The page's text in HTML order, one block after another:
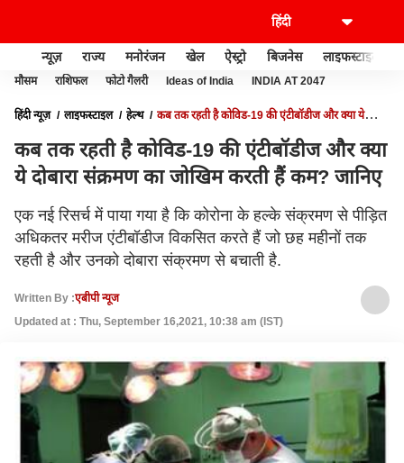
न्यूज़ राज्य मनोरंजन खेल ऐस्ट्रो बिजनेस लाइफस्टाइल
मौसम राशिफल फोटो गैलरी Ideas of India INDIA AT 2047
हिंदी न्यूज़ लाइफस्टाइल हेल्थ
कब तक रहती है कोविड-19 की एंटीबॉडीज और क्या ये
कब तक रहती है कोविड-19 की एंटीबॉडीज और क्या
ये दोबारा संक्रमण का जोखिम करती हैं कम? जानिए
एक नई रिसर्च में पाया गया है कि कोरोना के हल्के संक्रमण से पीड़ित
अधिकतर मरीज एंटीबॉडीज विकसित करते हैं जो छह महीनों तक
रहती है और उनको दोबारा संक्रमण से बचाती है.
Written By :एबीपी न्यूज
Updated at : Thu, September 16,2021, 10:38 am (IST)